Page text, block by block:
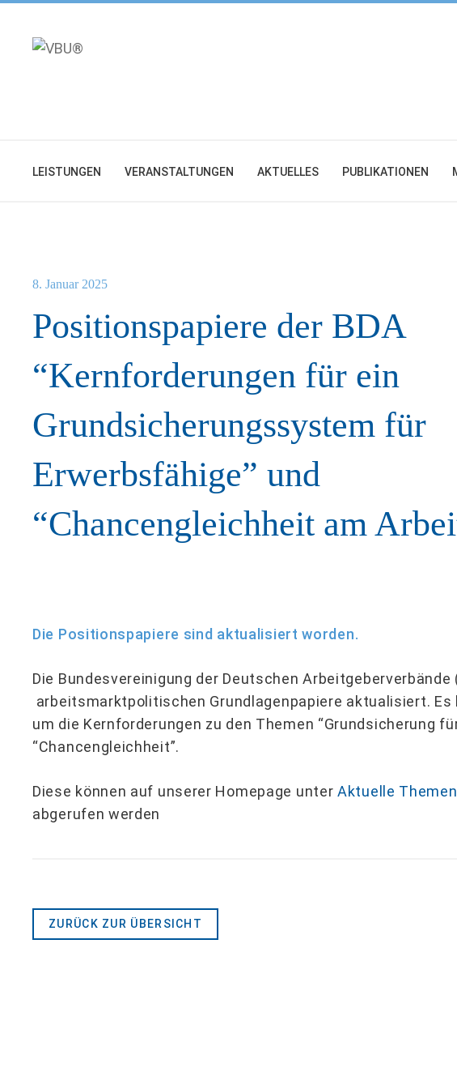
springen
LEISTUNGEN VERANSTALTUNGEN AKTUELLES PUBLIKATIONEN
Positionspapiere der BDA
“Kernforderungen für ein
Grundsicherungssystem für
Erwerbsfähige” und
“Chancengleichheit am
8. Januar 2025
Die Positionspapiere sind aktualisiert worden.
Die Bundesvereinigung der Deutschen
arbeitsmarktpolitischen Grundlagenpapiere aktualisiert. Es
um die Kernforderungen zu den Themen “Grundsicherung
“Chancengleichheit”.
Diese können auf unserer Homepage unterAktuelle
abgerufen werden
ZURÜCK ZUR ÜBERSICHT